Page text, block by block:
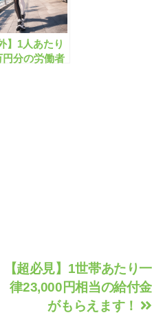
】1人あたり
円分の労働者
【超必見】1世帯あたり一
律23,000円相当の給付金
がもらえます！